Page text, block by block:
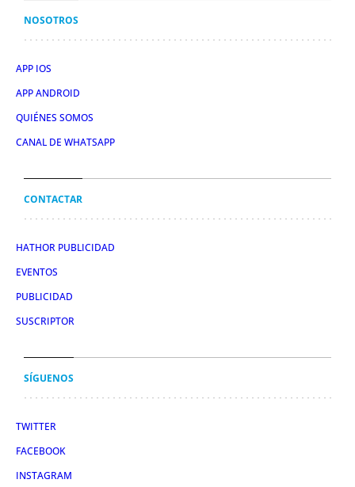
NOSOTROS
APP IOS
APP ANDROID
QUIÉNES SOMOS
CANAL DE WHATSAPP
CONTACTAR
HATHOR PUBLICIDAD
EVENTOS
PUBLICIDAD
SUSCRIPTOR
SÍGUENOS
TWITTER
FACEBOOK
INSTAGRAM